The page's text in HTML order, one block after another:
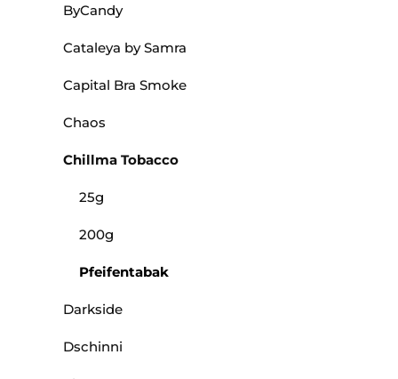
ByCandy
Cataleya by Samra
Capital Bra Smoke
Chaos
Chillma Tobacco
25g
200g
Pfeifentabak
Darkside
Dschinni